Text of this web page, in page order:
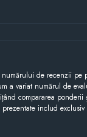
de recenzii pe
a variat numărul de
compararea
includ